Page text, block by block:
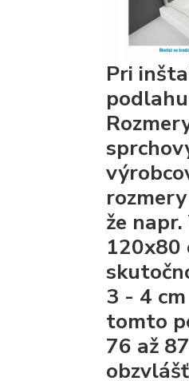
Pri
rozmery
že
120x80
3 - 4
tomto
76 až